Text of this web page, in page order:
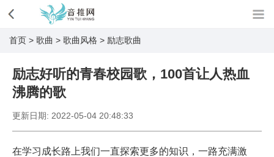
首页 > 歌曲 > 歌曲风格 > 励志歌曲
励志好听的青春校园歌，100首让人热血
沸腾的歌
更新日期: 2022-05-04 20:48:33
在学习成长路上我们一直探索更多的知识，一路充满激